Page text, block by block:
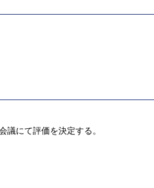
議にて評価を決定する。